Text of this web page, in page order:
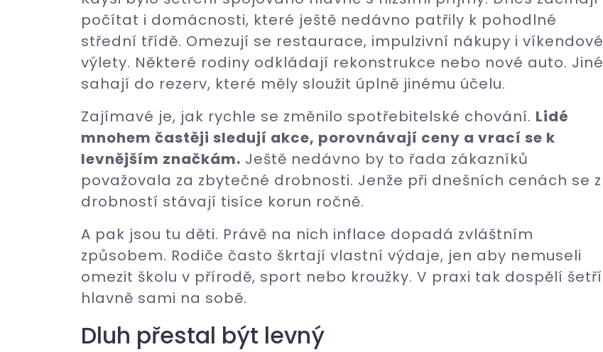
počítat i domácnosti, které ještě nedávno patřily k pohodlné
střední třídě. Omezují se restaurace, impulzivní nákupy i víkendové
výlety. Některé rodiny odkládají rekonstrukce nebo nové auto. Jiné
sahají do rezerv, které měly sloužit úplně jinému účelu.
Zajímavé je, jak rychle se změnilo spotřebitelské chování. Lidé
mnohem častěji sledují akce, porovnávají ceny a vrací se k
levnějším značkám. Ještě nedávno by to řada zákazníků
považovala za zbytečné drobnosti. Jenže při dnešních cenách se z
drobností stávají tisíce korun ročně.
A pak jsou tu děti. Právě na nich inflace dopadá zvláštním
způsobem. Rodiče často škrtají vlastní výdaje, jen aby nemuseli
omezit školu v přírodě, sport nebo kroužky. V praxi tak dospělí šetří
hlavně sami na sobě.
Dluh přestal být levný